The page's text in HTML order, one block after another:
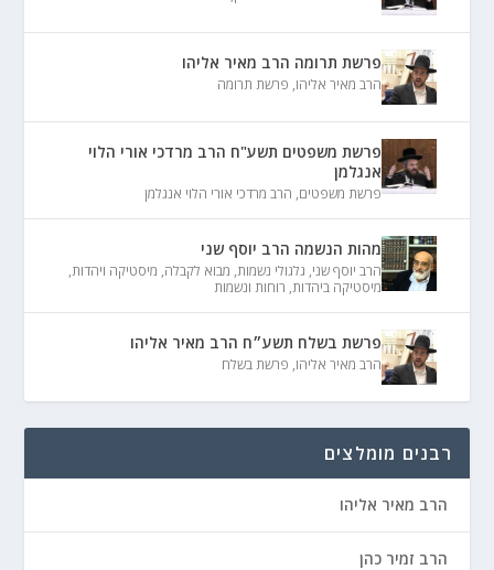
פרשת תרומה הרב מאיר אליהו
הרב מאיר אליהו, פרשת תרומה
פרשת משפטים תשע"ח הרב מרדכי אורי הלוי
אנגלמן
פרשת משפטים, הרב מרדכי אורי הלוי אנגלמן
מהות הנשמה הרב יוסף שני
הרב יוסף שני, גלגולי נשמות, מבוא לקבלה, מיסטיקה ויהדות,
מיסטיקה ביהדות, רוחות ונשמות
פרשת בשלח תשע״ח הרב מאיר אליהו
הרב מאיר אליהו, פרשת בשלח
רבנים מומלצים
הרב מאיר אליהו
הרב זמיר כהן